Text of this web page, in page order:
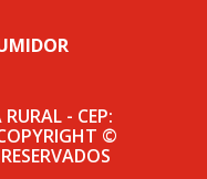
- CEP:
©